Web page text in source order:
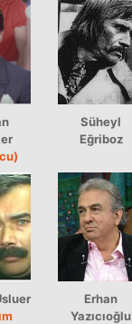
Süheyl
Eğriboz
Erhan
Yazıcıoğlu